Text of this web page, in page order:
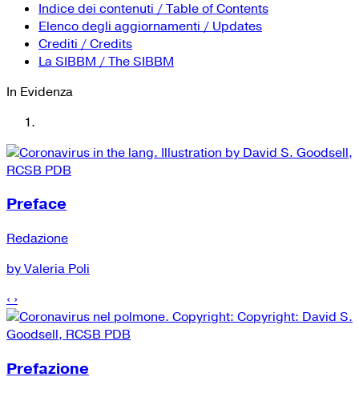
Tutti i siti Zanichelli per la scuola
Collezioni Università
Facebook
Twitter
Instagram
Instagram scuola
Mail
Indice dei contenuti / Table of Contents
Elenco degli aggiornamenti / Updates
Crediti / Credits
La SIBBM / The SIBBM
In Evidenza
Preface
Redazione
by Valeria Poli
‹ ›
Prefazione